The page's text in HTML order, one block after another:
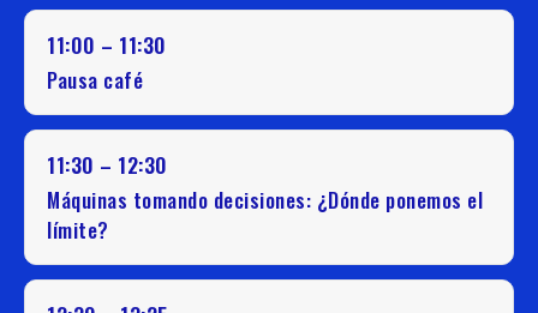
11:00 – 11:30
Pausa café
11:30 – 12:30
Máquinas tomando decisiones: ¿Dónde ponemos el
límite?